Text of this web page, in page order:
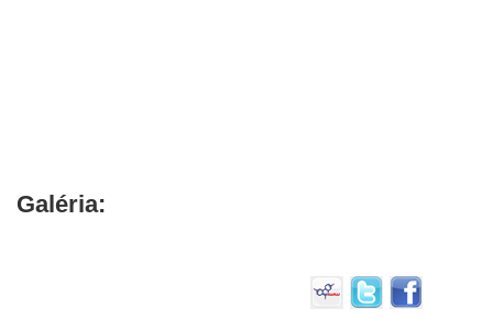
Galéria: